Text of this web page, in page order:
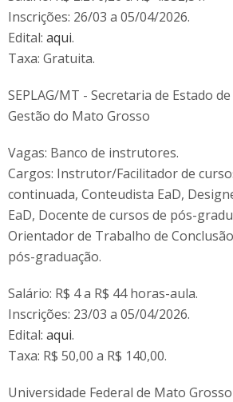
Inscrições: 26/03 a 05/04/2026.
Edital: aqui.
Taxa: Gratuita.
SEPLAG/MT - Secretaria de Estado
Gestão do Mato Grosso
Vagas: Banco de instrutores.
Cargos: Instrutor/Facilitador de
continuada, Conteudista EaD,
EaD, Docente de cursos de pós-
Orientador de Trabalho de
pós-graduação.
Salário: R$ 4 a R$ 44 horas-aula.
Inscrições: 23/03 a 05/04/2026.
Edital: aqui.
Taxa: R$ 50,00 a R$ 140,00.
Universidade Federal de Mato